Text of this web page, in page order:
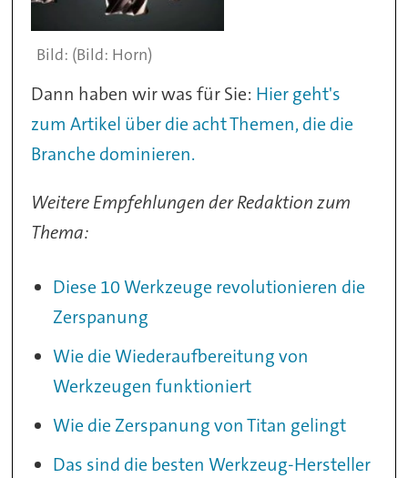
(Bild: Horn)
Dann haben wir was für Sie: Hier geht's
zum Artikel über die acht Themen, die die
Branche dominieren.
Weitere Empfehlungen der Redaktion zum
Thema:
Diese 10 Werkzeuge revolutionieren die
Zerspanung
Wie die Wiederaufbereitung von
Werkzeugen funktioniert
Wie die Zerspanung von Titan gelingt
Das sind die besten Werkzeug-Hersteller